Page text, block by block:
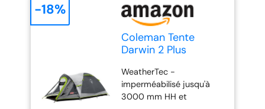
Coleman Tente
Darwin 2 Plus
WeatherTec -
imperméabilisé jusqu'à
3000 mm HH et
-18%